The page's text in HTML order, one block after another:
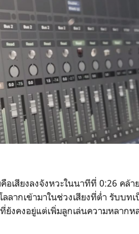
อเสียงลงจังหวะในนาทีที่ 0:26 คล้า
ลากเข้ามาในช่วงเสียงที่ต่ำ รับบท
งคงอยู่แต่เพิ่มลูกเล่นความหลากห